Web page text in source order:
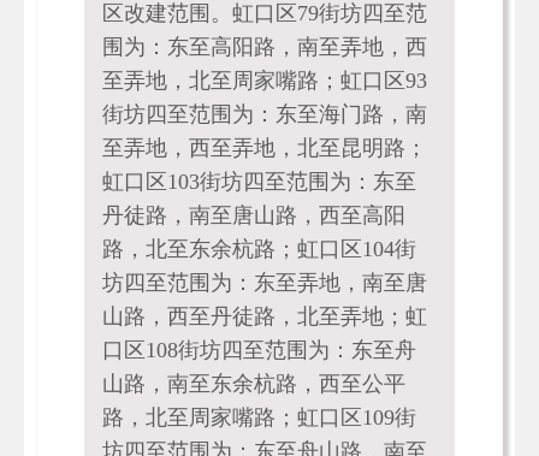
区改建范围。虹口区79街坊四至范
围为：东至高阳路，南至弄地，西
至弄地，北至周家嘴路；虹口区93
街坊四至范围为：东至海门路，南
至弄地，西至弄地，北至昆明路；
虹口区103街坊四至范围为：东至
丹徒路，南至唐山路，西至高阳
路，北至东余杭路；虹口区104街
坊四至范围为：东至弄地，南至唐
山路，西至丹徒路，北至弄地；虹
口区108街坊四至范围为：东至舟
山路，南至东余杭路，西至公平
路，北至周家嘴路；虹口区109街
坊四至范围为：东至舟山路，南至